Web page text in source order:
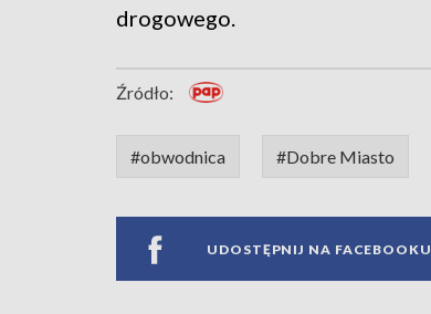
drogowego.
Źródło:
#obwodnica #Dobre Miasto
UDOSTĘPNIJ NA FACEBOOKU